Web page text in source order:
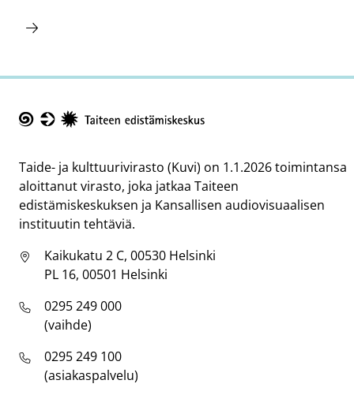
Taide- ja kulttuurivirasto (Kuvi) on 1.1.2026 toimintansa
aloittanut virasto, joka jatkaa Taiteen
edistämiskeskuksen ja Kansallisen audiovisuaalisen
instituutin tehtäviä.
Kaikukatu 2 C, 00530 Helsinki
PL 16, 00501 Helsinki
0295 249 000
(vaihde)
0295 249 100
(asiakaspalvelu)